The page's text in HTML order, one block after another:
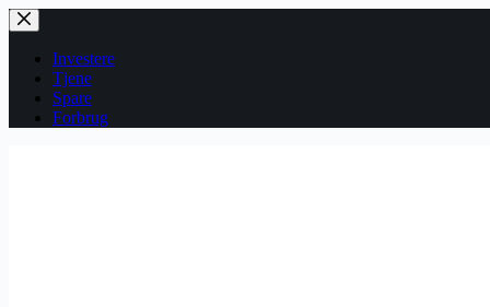
Fortsæt
til
indholdInvestere
Tjene
Spare
Forbrug